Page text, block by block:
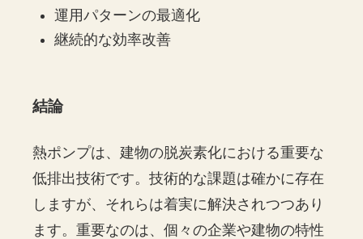
運用パターンの最適化
継続的な効率改善
結論
熱ポンプは、建物の脱炭素化における重要な
低排出技術です。技術的な課題は確かに存在
しますが、それらは着実に解決されつつあり
ます。重要なのは、個々の企業や建物の特性